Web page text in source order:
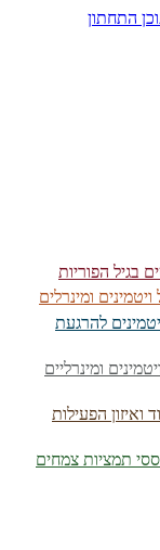
התחתון
בגיל הפוריות
ומינרלים
להרגעת
ומינרליים
ואיזון הפעילות
תמציות צמחים